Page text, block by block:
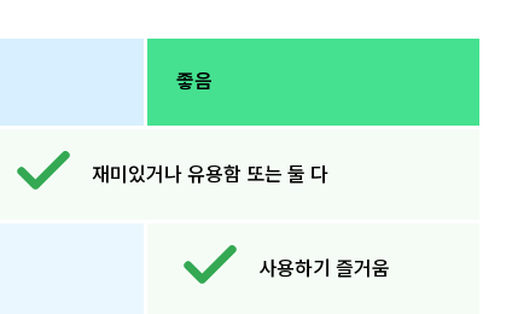
좋음
재미있거나 유용함 또는 둘 다
사용하기 즐거움